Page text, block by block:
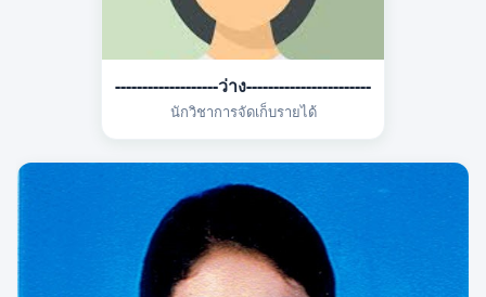
-------------------ว่าง-----------------------
นักวิชาการจัดเก็บรายได้